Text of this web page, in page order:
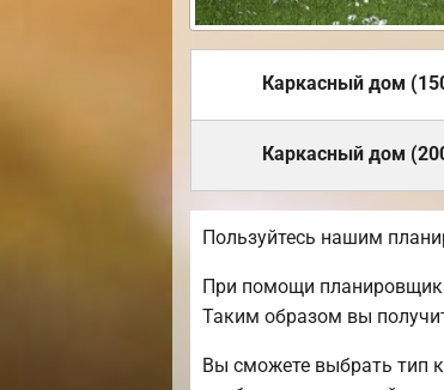
Каркасный дом
Каркасный дом
Пользуйтесь нашим
При помощи
Таким образом вы
Вы сможете выбрать тип